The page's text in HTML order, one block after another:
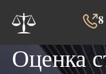
Оценка